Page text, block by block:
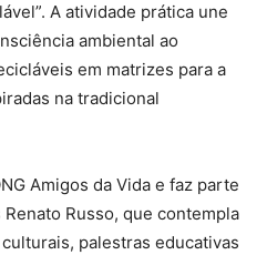
A atividade prática une
ambiental ao
em matrizes para a
na tradicional
Amigos da Vida e faz parte
Russo, que contempla
palestras educativas